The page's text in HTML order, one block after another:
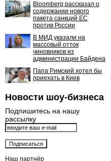
Bloomberg рассказал о
содержании нового
пакета санкций ЕС
против России
В МИД указали на
массовый отток
чиновников из
администрации Байдена
Папа Римский хотел бы
приехать в Киев
Новости шоу-бизнеса
Подпишитесь на нашу
рассылку
Наш партнёр